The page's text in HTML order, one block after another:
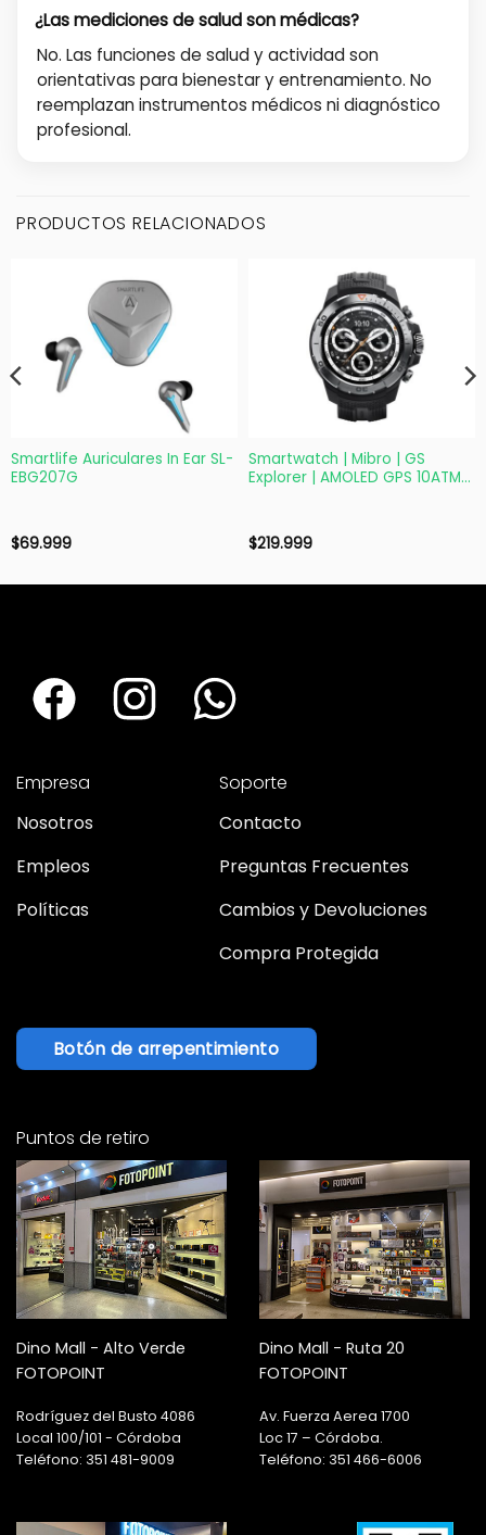
¿Las mediciones de salud son médicas?
No. Las funciones de salud y actividad son
orientativas para bienestar y entrenamiento. No
reemplazan instrumentos médicos ni diagnóstico
profesional.
PRODUCTOS RELACIONADOS
Smartlife Auriculares In Ear SL-
EBG207G
$69.999
Smartwatch | Mibro | GS
Explorer | AMOLED GPS 10ATM
$219.999
Empresa
Nosotros
Empleos
Políticas
Soporte
Contacto
Preguntas Frecuentes
Cambios y Devoluciones
Compra Protegida
Botón de arrepentimiento
Puntos de retiro
Dino Mall - Alto Verde
FOTOPOINT
Rodríguez del Busto 4086
Local 100/101 - Córdoba
Teléfono: 351 481-9009
Dino Mall - Ruta 20
FOTOPOINT
Av. Fuerza Aerea 1700
Loc 17 – Córdoba.
Teléfono: 351 466-6006